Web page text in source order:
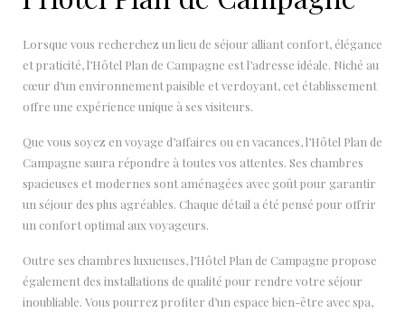
Lorsque vous recherchez un lieu de séjour alliant confort, élégance
et praticité, l’Hôtel Plan de Campagne est l’adresse idéale. Niché au
cœur d’un environnement paisible et verdoyant, cet établissement
offre une expérience unique à ses visiteurs.
Que vous soyez en voyage d’affaires ou en vacances, l’Hôtel Plan de
Campagne saura répondre à toutes vos attentes. Ses chambres
spacieuses et modernes sont aménagées avec goût pour garantir
un séjour des plus agréables. Chaque détail a été pensé pour offrir
un confort optimal aux voyageurs.
Outre ses chambres luxueuses, l’Hôtel Plan de Campagne propose
également des installations de qualité pour rendre votre séjour
inoubliable. Vous pourrez profiter d’un espace bien-être avec spa,